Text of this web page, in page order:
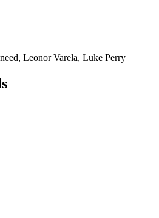
Leonor Varela, Luke Perry